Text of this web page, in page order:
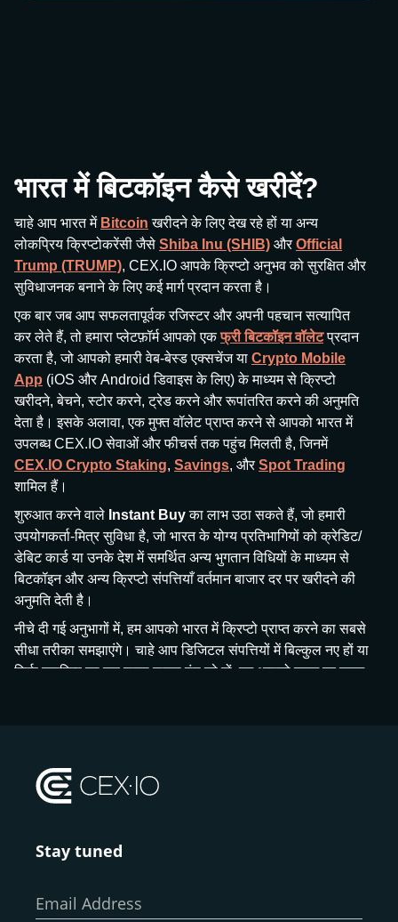
भारत में बिटकॉइन कैसे खरीदें?
चाहे आप भारत में Bitcoin खरीदने के लिए देख रहे हों या अन्य
लोकप्रिय क्रिप्टोकरेंसी जैसे Shiba Inu (SHIB) औरOfficial
Trump (TRUMP), CEX.IO आपके क्रिप्टो अनुभव को सुरक्षित और
सुविधाजनक बनाने के लिए कई मार्ग प्रदान करता है।
एक बार जब आप सफलतापूर्वक रजिस्टर और अपनी पहचान सत्यापित
कर लेते हैं, तो हमारा प्लेटफ़ॉर्म आपको एकफ्री बिटकॉइन वॉलेटप्रदान
करता है, जो आपको हमारी वेब-बेस्ड एक्सचेंज या Crypto Mobile
App (iOS और Android डिवाइस के लिए) के माध्यम से क्रिप्टो
खरीदने, बेचने, स्टोर करने, ट्रेड करने और रूपांतरित करने की अनुमति
देता है। इसके अलावा, एक मुफ्त वॉलेट प्राप्त करने से आपको भारत में
उपलब्ध CEX.IO सेवाओं और फीचर्स तक पहुंच मिलती है, जिनमें
CEX.IO Crypto Staking, Savings, औरSpot Trading
शामिल हैं।
शुरुआत करने वाले Instant Buyका लाभ उठा सकते हैं, जो हमारी
उपयोगकर्ता-मित्र सुविधा है, जो भारत के योग्य प्रतिभागियों को क्रेडिट/
डेबिट कार्ड या उनके देश में समर्थित अन्य भुगतान विधियों के माध्यम से
बिटकॉइन और अन्य क्रिप्टो संपत्तियाँ वर्तमान बाजार दर पर खरीदने की
अनुमति देती है।
नीचे दी गई अनुभागों में, हम आपको भारत में क्रिप्टो प्राप्त करने का सबसे
सीधा तरीका समझाएंगे। चाहे आप डिजिटल संपत्तियों में बिल्कुल नए हों या
सिर्फ स्वामित्व का एक सरल रास्ता ढूंढ रहे हों, हम आपको कदम दर कदम
क्रिप्टोकरेंसी क्या है?
भारत में क्रिप्टोकरेंसी खरीदने के चरणों में जाने से पहले, आइए हम
सभी एक ही पृष्ठ पर हैं। अगर आप पहले से ही जानते हैं कि क्रिप्टो कैसे
Stay tuned
Email Address